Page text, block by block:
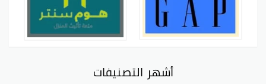
أشهر التصنيفات